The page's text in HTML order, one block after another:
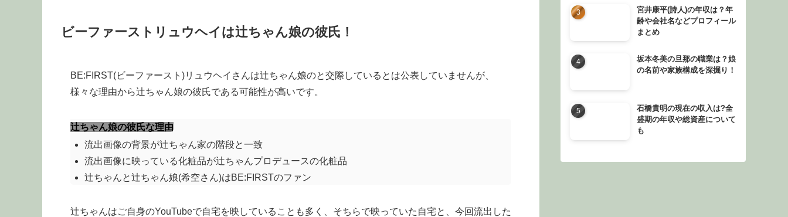
ビーファーストリュウヘイは辻ちゃん娘の彼氏！
BE:FIRST(ビーファースト)リュウヘイさんは辻ちゃん娘のと交際しているとは公表していませんが、
様々な理由から辻ちゃん娘の彼氏である可能性が高いです。
辻ちゃん娘の彼氏な理由
流出画像の背景が辻ちゃん家の階段と一致
流出画像に映っている化粧品が辻ちゃんプロデュースの化粧品
辻ちゃんと辻ちゃん娘(希空さん)はBE:FIRSTのファン
辻ちゃんはご自身のYouTubeで自宅を映していることも多く、そちらで映っていた自宅と、今回流出した
宮井康平(詩人)の年収は？年
齢や会社名などプロフィール
まとめ
坂本冬美の旦那の職業は？娘
の名前や家族構成を深掘り！
石橋貴明の現在の収入は?全
盛期の年収や総資産について
も